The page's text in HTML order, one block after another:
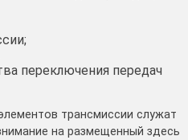
переключения передач
трансмиссии служат
на размещенный здесь